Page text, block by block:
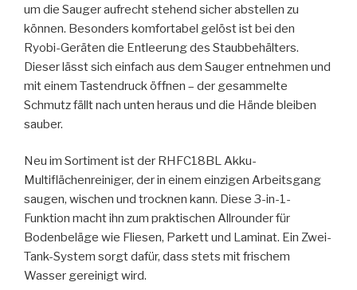
um die Sauger aufrecht stehend sicher abstellen zu
können. Besonders komfortabel gelöst ist bei den
Ryobi-Geräten die Entleerung des Staubbehälters.
Dieser lässt sich einfach aus dem Sauger entnehmen und
mit einem Tastendruck öffnen – der gesammelte
Schmutz fällt nach unten heraus und die Hände bleiben
sauber.
Neu im Sortiment ist der RHFC18BL Akku-
Multiflächenreiniger, der in einem einzigen Arbeitsgang
saugen, wischen und trocknen kann. Diese 3-in-1-
Funktion macht ihn zum praktischen Allrounder für
Bodenbeläge wie Fliesen, Parkett und Laminat. Ein Zwei-
Tank-System sorgt dafür, dass stets mit frischem
Wasser gereinigt wird.